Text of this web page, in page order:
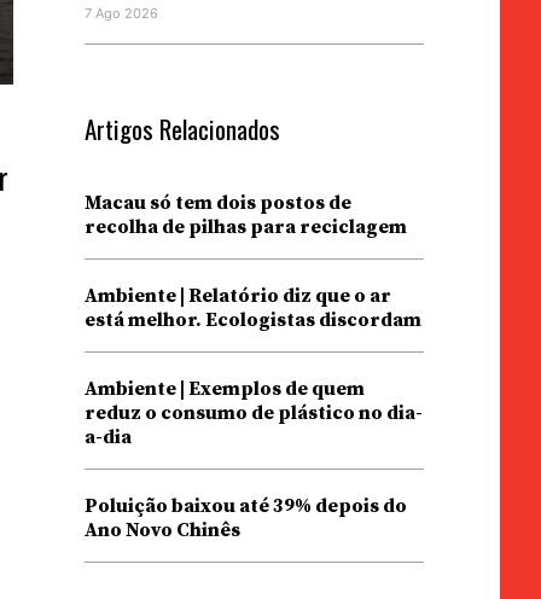
7 Ago 2026
Artigos Relacionados
Macau só tem dois postos de
recolha de pilhas para reciclagem
Ambiente | Relatório diz que o ar
está melhor. Ecologistas discordam
Ambiente | Exemplos de quem
reduz o consumo de plástico no dia-
a-dia
Poluição baixou até 39% depois do
Ano Novo Chinês